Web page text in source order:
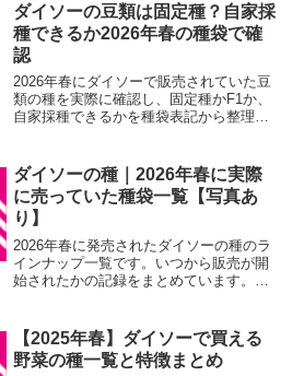
ダイソーの豆類は固定種？自家採
種できるか2026年春の種袋で確
認
2026年春にダイソーで販売されていた豆
類の種を実際に確認し、固定種かF1か、
自家採種できるかを種袋表記から整理し
ダイソーの種｜2026年春に実際
に売っていた種袋一覧【写真あ
り】
2026年春に発売されたダイソーの種のラ
インナップ一覧です。いつから販売が開
始されたかの記録をまとめています。な
とめページ」にてリアルタイムに更新中
です！
【2025年春】ダイソーで買える
野菜の種一覧と特徴まとめ